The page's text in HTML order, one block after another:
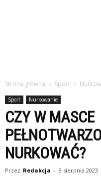
Strona główna Sport
Sport Nurkowanie
CZY W MASCE
NURKOWAĆ?
Przez Redakcja - 9 sierpnia 2023